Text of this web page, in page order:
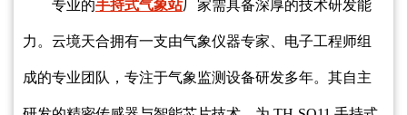
专业的手持式气象站厂家需具备深厚的技术研发能
力。云境天合拥有一支由气象仪器专家、电子工程师组
成的专业团队，专注于气象监测设备研发多年。其自主